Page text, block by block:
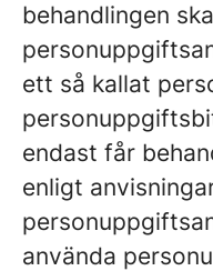
behandlingen
ett så kallat
endast får
enligt
använda